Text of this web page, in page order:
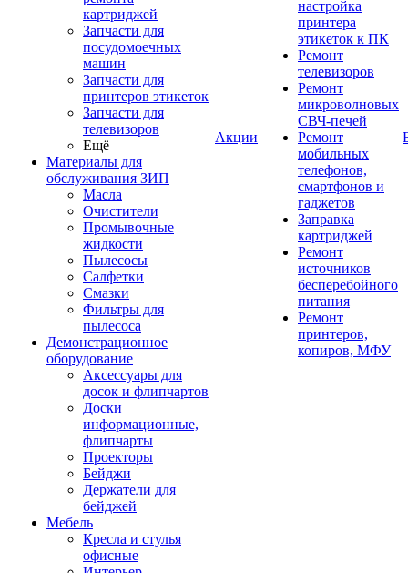
картриджей
Запчасти для
посудомоечных
машин
Запчасти для
принтеров этикеток
Запчасти для
телевизоров
Ещё
Материалы для
обслуживания ЗИП
Масла
Очистители
Промывочные
жидкости
Пылесосы
Салфетки
Смазки
Фильтры для
пылесоса
Демонстрационное
оборудование
Аксессуары для
досок и флипчартов
Доски
информационные,
флипчарты
Проекторы
Бейджи
Держатели для
бейджей
Мебель
Кресла и стулья
офисные
Акции
настройка
принтера
этикеток к ПК
Ремонт
телевизоров
Ремонт
микроволновых
СВЧ-печей
Ремонт
мобильных
телефонов,
смартфонов и
гаджетов
Заправка
картриджей
Ремонт
источников
бесперебойного
питания
Ремонт
принтеров,
копиров, МФУ